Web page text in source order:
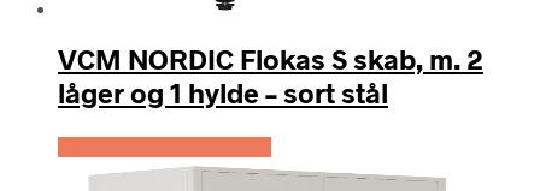
VCM NORDIC Flokas S skab, m. 2
låger og 1 hylde – sort stål